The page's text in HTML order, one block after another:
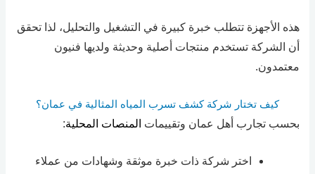
هذه الأجهزة تتطلب خبرة كبيرة في التشغيل والتحليل، لذا تحقق
أن الشركة تستخدم منتجات أصلية وحديثة ولديها فنيون
معتمدون.
كيف تختار شركة كشف تسرب المياه المثالية في عمان؟
بحسب تجارب أهل عمان وتقييمات المنصات المحلية:
اختر شركة ذات خبرة موثقة وشهادات من عملاء